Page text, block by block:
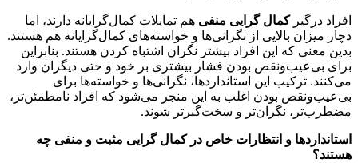
افراد درگیرکمال گرایی منفی هم تمایلات کمال‌گرایانه دارند، اما
دچار میزان بالایی از نگرانی‌ها و خواسته‌های کمال‌گرایانه هم هستند.
بدین معنی که این افراد بیشتر نگران اشتباه کردن هستند. بنابراین
برای بی‌عیب‌ونقص بودن فشار بیشتری بر خود و حتی دیگران وارد
می‌کنند. ترکیب این استانداردها، نگرانی‌ها و خواسته‌ها برای
بی‌عیب‌ونقص بودن اغلب به این منجر می‌شود که افراد نامطمئن‌تر،
مضطرب‌تر، نگران‌تر و سخت‌گیرتر شوند.
استانداردها و انتظارات خاص در کمال گرایی مثبت و منفی چه
هستند؟